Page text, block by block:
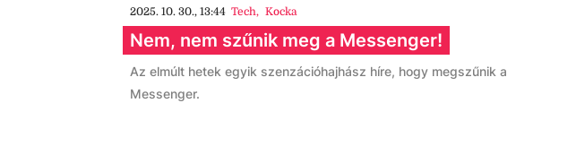
2025. 10. 30., 13:44 Tech, Kocka
Nem, nem szűnik meg a Messenger!
Az elmúlt hetek egyik szenzációhajhász híre, hogy megszűnik a
Messenger.